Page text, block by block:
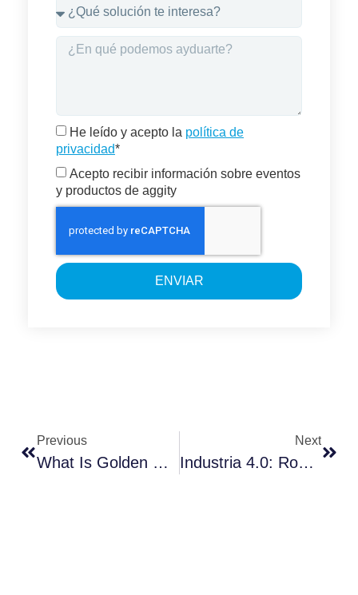
He leído y acepto la política de
privacidad*
Acepto recibir información sobre eventos
y productos de aggity
ENVIAR
Previous
What Is Golden Record In Master Data Management?
Next
Industria 4.0: Robot, Sensori O Realtà Aumentata, Ecco Come Appaiono Le Fabbriche Intelligenti